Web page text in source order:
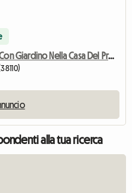
Camera In Affitto In Casa Con Giardino Nella Casa Del Proprietario
alla tua ricerca